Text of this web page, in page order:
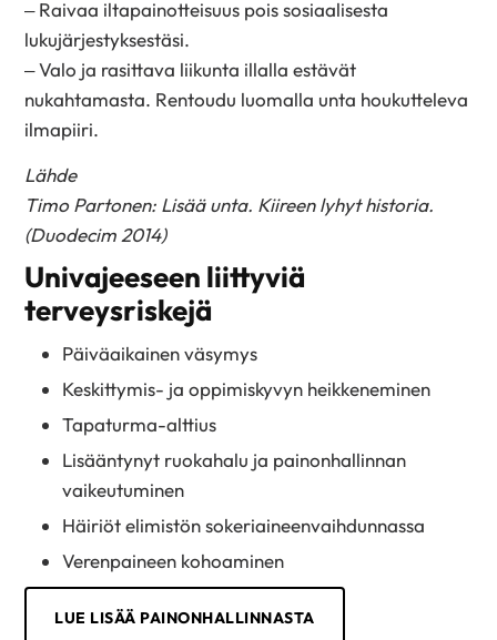
– Raivaa iltapainotteisuus pois sosiaalisesta
lukujärjestyksestäsi.
– Valo ja rasittava liikunta illalla estävät
nukahtamasta. Rentoudu luomalla unta houkutteleva
ilmapiiri.
Lähde
Timo Partonen: Lisää unta. Kiireen lyhyt historia.
(Duodecim 2014)
Univajeeseen liittyviä
terveysriskejä
Päiväaikainen väsymys
Keskittymis- ja oppimiskyvyn heikkeneminen
Tapaturma-alttius
Lisääntynyt ruokahalu ja painonhallinnan
vaikeutuminen
Häiriöt elimistön sokeriaineenvaihdunnassa
Verenpaineen kohoaminen
LUE LISÄÄ PAINONHALLINNASTA